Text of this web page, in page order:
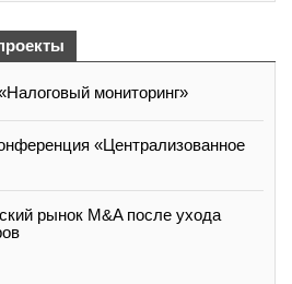
мониторинг»
«Централизованное
рынок M&A после ухода